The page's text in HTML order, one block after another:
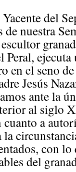
del
nuestra
ejecuta
en el seno
Jesús
ante la
al siglo
a
con lo
del